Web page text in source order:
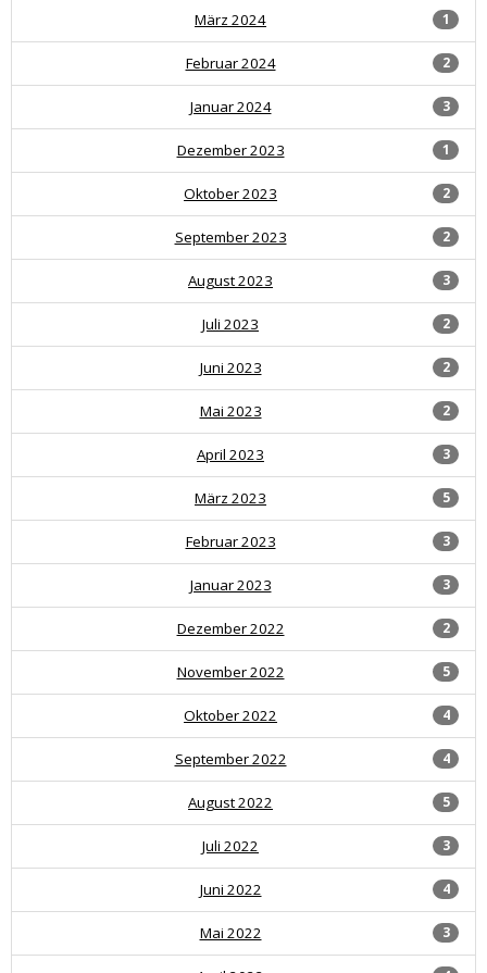
1
März 2024
2
Februar 2024
3
Januar 2024
1
Dezember 2023
2
Oktober 2023
2
September 2023
3
August 2023
2
Juli 2023
2
Juni 2023
2
Mai 2023
3
April 2023
5
März 2023
3
Februar 2023
3
Januar 2023
2
Dezember 2022
5
November 2022
4
Oktober 2022
4
September 2022
5
August 2022
3
Juli 2022
4
Juni 2022
3
Mai 2022